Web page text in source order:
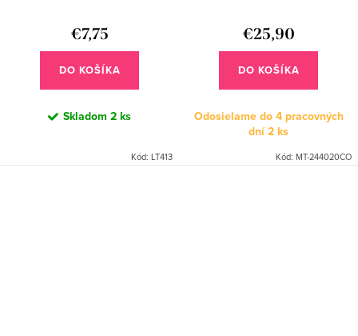
€7,75
DO KOŠÍKA
Skladom 2 ks
Kód: LT413
€25,90
DO KOŠÍKA
Odosielame do 4 pracovných
dní2 ks
Kód: MT-244020CO